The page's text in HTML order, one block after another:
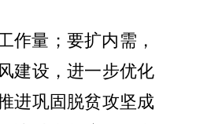
作量；要扩内需，
建设，进一步优化
进巩固脱贫攻坚成